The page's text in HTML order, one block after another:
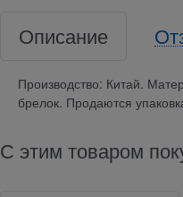
Описание
Производство: Китай.
брелок. Продаются
С этим товаром